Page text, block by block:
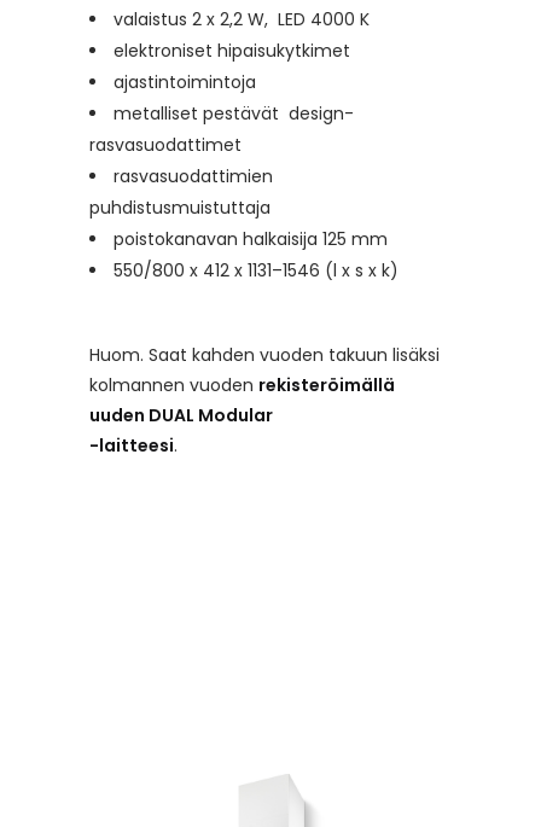
valaistus 2 x 2,2 W, LED 4000 K
elektroniset hipaisukytkimet
ajastintoimintoja
metalliset pestävät design-
rasvasuodattimet
rasvasuodattimien
puhdistusmuistuttaja
poistokanavan halkaisija 125 mm
550/800 x 412 x 1131–1546 (l x s x k)
Huom. Saat kahden vuoden takuun lisäksi
kolmannen vuoden rekisteröimällä
uuden DUAL Modular
-laitteesi.